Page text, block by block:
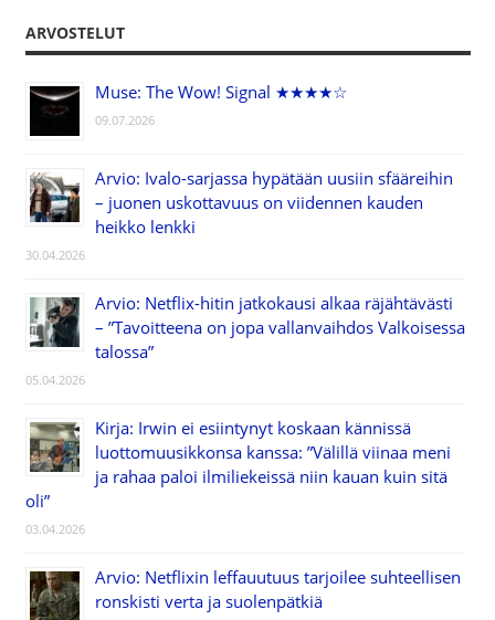
ARVOSTELUT
Muse: The Wow! Signal ★★★★☆
09.07.2026
Arvio: Ivalo-sarjassa hypätään uusiin sfääreihin
– juonen uskottavuus on viidennen kauden
heikko lenkki
30.04.2026
Arvio: Netflix-hitin jatkokausi alkaa räjähtävästi
– ”Tavoitteena on jopa vallanvaihdos Valkoisessa
talossa”
05.04.2026
Kirja: Irwin ei esiintynyt koskaan kännissä
luottomuusikkonsa kanssa: ”Välillä viinaa meni
ja rahaa paloi ilmiliekeissä niin kauan kuin sitä
oli”
03.04.2026
Arvio: Netflixin leffauutuus tarjoilee suhteellisen
ronskisti verta ja suolenpätkiä